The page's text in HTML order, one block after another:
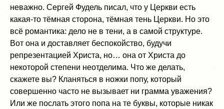
неважно. Сергей Фудель писал, что у Церкви есть
какая-то тёмная сторона, тёмная тень Церкви. Но это
всё романтика: дело не в тени, а в самой структуре.
Вот она и доставляет беспокойство, будучи
репрезентацией Христа, но… она от Христа до
некоторой степени неотделима. Что же делать,
скажете вы? Кланяться в ножки попу, который
совершенно часто не вызывает ни грамма уважения?
Или же послать этого попа на те буквы, которые никак